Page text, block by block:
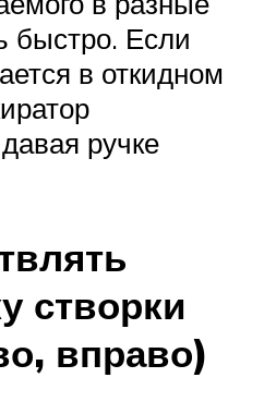
быстро. Если
в откидном
ручке
створки
вправо)